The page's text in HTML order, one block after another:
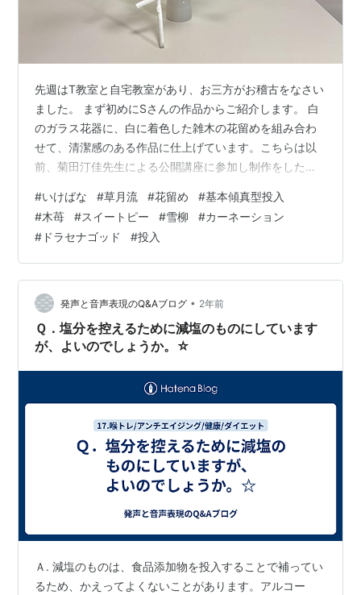
先週はT教室と自宅教室があり、お三方がお稽古をなさい
ました。 まず初めにSさんの作品からご紹介します。 白
のガラス花器に、白に着色した雑木の花留めを組み合わ
せて、清潔感のある作品に仕上げています。こちらは以
前、菊田汀佳先生による公開講座に参加し制作をしたオ
きく展開させることが可能になります。とても上手に活
用いただき、私も嬉しい限りです。 白とピンクのコント
ラストが効いていて、ダイナミックでありながら、柔ら
かく繊細さも光る作品になりました。 Sさん：雪柳、ス
イートピー、木苺 続いてはT教室のTさんです。 こちら
はグッとシンプルな作品です。普段はス…
#いけばな #草月流 #花留め #基本傾真型投入
#木苺 #スイートピー #雪柳 #カーネーション
# ドラセナゴッド #投入
発声と音声表現のQ&Aブログ • 2年前
Ｑ．塩分を控えるために減塩のものにしています
が、よいのでしょうか。☆
Ａ. 減塩のものは、食品添加物を投入することで補ってい
るため、かえってよくないことがあります。アルコー